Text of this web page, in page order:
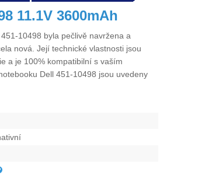
11.1V 3600mAh
10498 byla pečlivě navržena a
nová. Její technické vlastnosti jsou
a je 100% kompatibilní s vaším
Dell 451-10498 jsou uvedeny